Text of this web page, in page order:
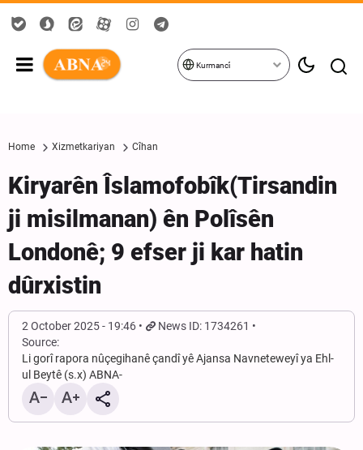
Kurmancî
Home Xizmetkariyan Cîhan
Kiryarên Îslamofobîk(Tirsandin
ji misilmanan) ên Polîsên
Londonê; 9 efser ji kar hatin
dûrxistin
2 October 2025 - 19:46
News ID: 1734261
Source:
Li gorî rapora nûçegihanê çandî yê Ajansa Navneteweyî ya Ehl-
ul Beytê (s.x) ABNA-